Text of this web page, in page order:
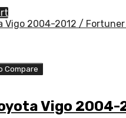
Compare
Vigo